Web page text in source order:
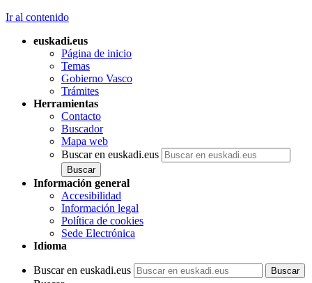
Ir al contenido
euskadi.eus
Página de inicio
Temas
Gobierno Vasco
Trámites
Herramientas
Contacto
Buscador
Mapa web
Buscar en euskadi.eus
Información general
Accesibilidad
Información legal
Política de cookies
Sede Electrónica
Idioma
Buscar en euskadi.eus